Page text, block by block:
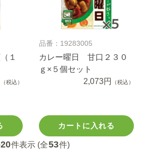
１
（税込）
品番：19283005
カレー曜日 甘口２３０
ｇ×５個セット
2,073円
（税込）
カートに入れる
件表示 (全53件)